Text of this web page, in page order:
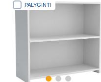
PALYGINTI